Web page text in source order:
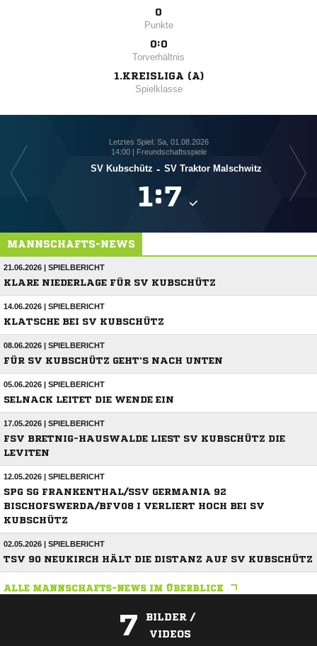
0
Punkte
0:0
Torverhältnis
1.KREISLIGA (A)
Spielklasse
Letztes Spiel: Sa, 01.08.2026
14:00 | Freundschaftsspiele
SV Kubschütz - SV Traktor Malschwitz
:
MANNSCHAFTS-NEWS
21.06.2026 | SPIELBERICHT
KLARE NIEDERLAGE FÜR SV KUBSCHÜTZ
14.06.2026 | SPIELBERICHT
KLATSCHE BEI SV KUBSCHÜTZ
08.06.2026 | SPIELBERICHT
FÜR SV KUBSCHÜTZ GEHT'S NACH UNTEN
05.06.2026 | SPIELBERICHT
SELNACK LEITET DIE WENDE EIN
17.05.2026 | SPIELBERICHT
FSV BRETNIG-HAUSWALDE LIEST SV KUBSCHÜTZ DIE
LEVITEN
12.05.2026 | SPIELBERICHT
SPG SG FRANKENTHAL/SSV GERMANIA 92
BISCHOFSWERDA/BFV08 I VERLIERT HOCH BEI SV
KUBSCHÜTZ
02.05.2026 | SPIELBERICHT
TSV 90 NEUKIRCH HÄLT DIE DISTANZ AUF SV KUBSCHÜTZ
ALLE MANNSCHAFTS-NEWS IM ÜBERBLICK
7
BILDER /
VIDEOS